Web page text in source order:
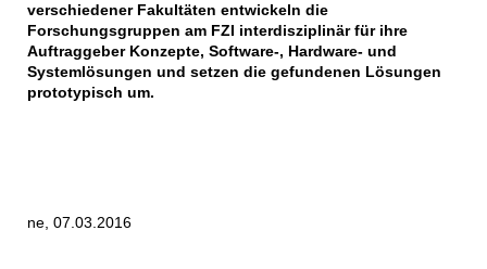
verschiedener Fakultäten entwickeln die
Forschungsgruppen am FZI interdisziplinär für ihre
Auftraggeber Konzepte, Software-, Hardware- und
Systemlösungen und setzen die gefundenen Lösungen
prototypisch um.
ne, 07.03.2016